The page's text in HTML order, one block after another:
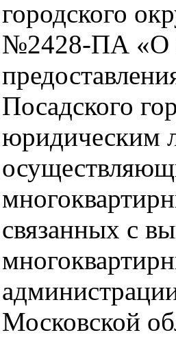
городского
№2428-ПА «О
Посадского
юридическим
связанных с
Московской